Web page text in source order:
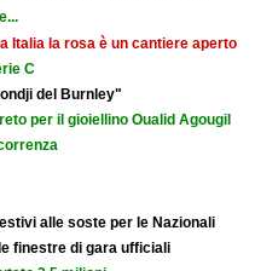
Italia la rosa è un cantiere aperto
C
del Burnley"
per il gioiellino Oualid Agougil
alle soste per le Nazionali
finestre di gara ufficiali